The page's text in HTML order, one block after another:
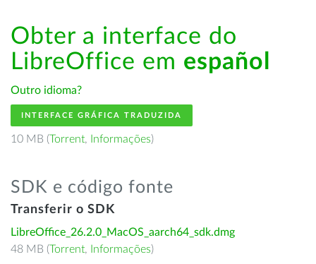
Obter a interface do
LibreOffice em español
Outro idioma?
INTERFACE GRÁFICA TRADUZIDA
10 MB (Torrent, Informações)
SDK e código fonte
Transferir o SDK
LibreOffice_26.2.0_MacOS_aarch64_sdk.dmg
48 MB (Torrent, Informações)